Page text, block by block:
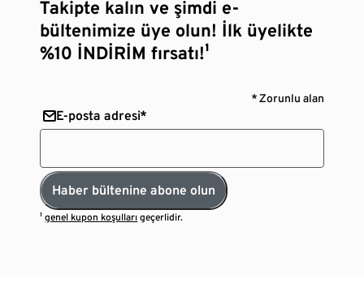
Takipte kalın ve şimdi e-
bültenimize üye olun! İlk üyelikte
%10 İNDİRİM fırsatı!¹
* Zorunlu alan
E-posta adresi*
Haber bültenine abone olun
¹genel kupon koşulları geçerlidir.